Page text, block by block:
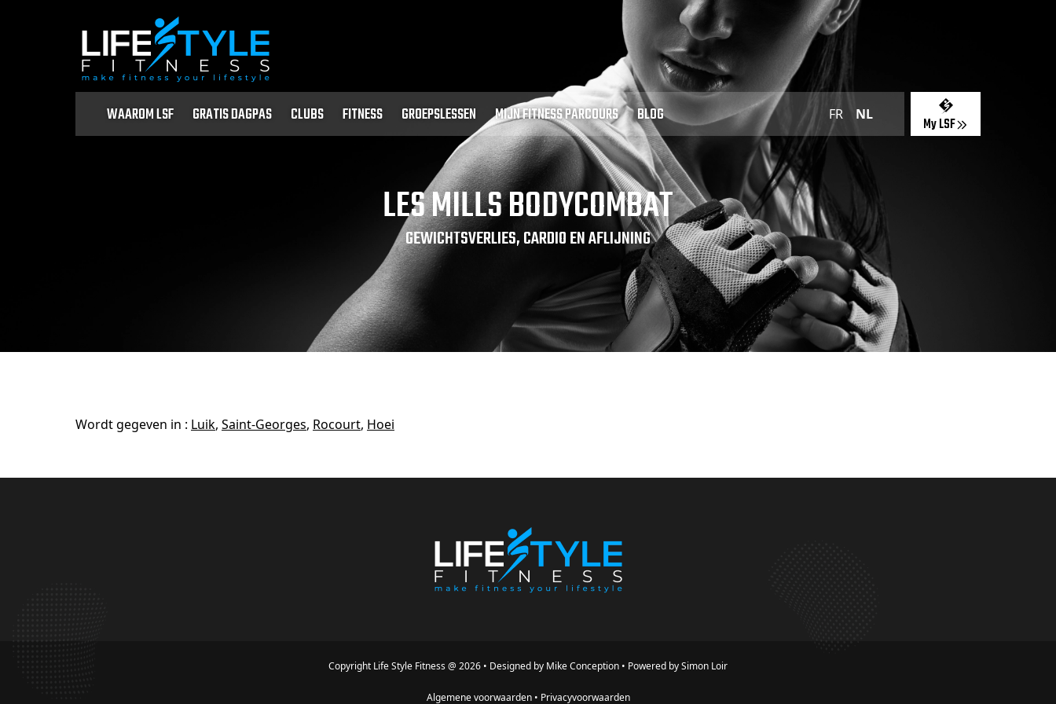
WAAROM LSF GRATIS DAGPAS CLUBS FITNESS GROEPSLESSEN MIJN FITNESS PARCOURS BLOG FR NL
My LSF
LES MILLS BODYCOMBAT
GEWICHTSVERLIES, CARDIO EN AFLIJNING
Wordt gegeven in : Luik, Saint-Georges, Rocourt, Hoei
Copyright Life Style Fitness @ 2026 • Designed by Mike Conception • Powered bySimon Loir
Algemene voorwaarden • Privacyvoorwaarden